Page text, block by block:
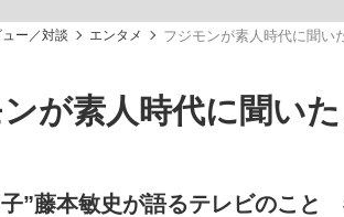
分析は一切聞かれなかった」侍ジャパン選手
グの誕生を、目撃せよ。
ー／対談 エンタメ フジモンが素人時代に聞い
が素人時代に聞い
”藤本敏史が語るテレビのこと